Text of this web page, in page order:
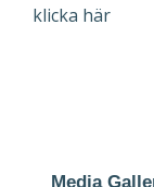
klicka här
Media